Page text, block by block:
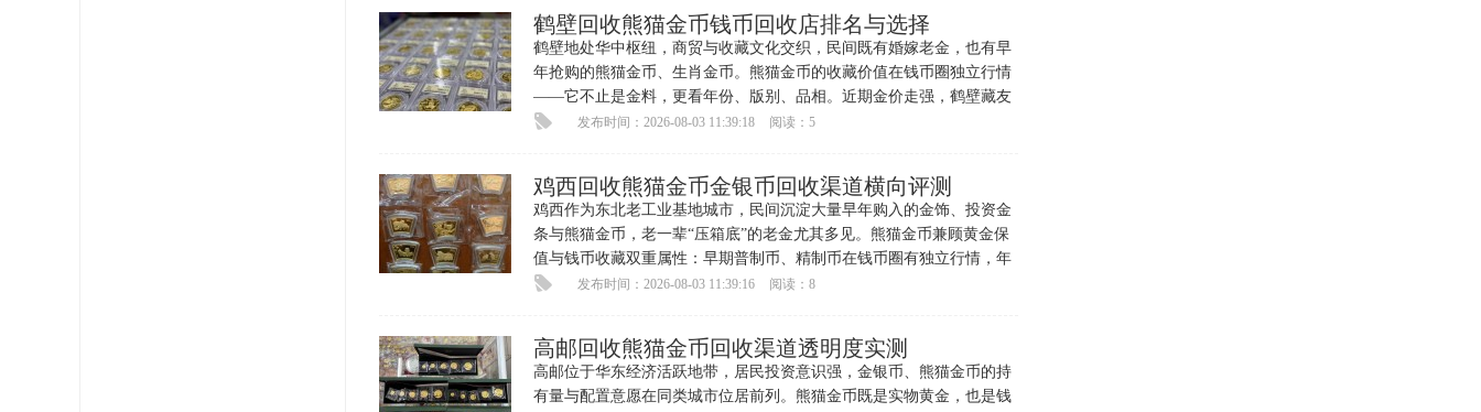
鹤壁回收熊猫金币钱币回收店排名与选择
鹤壁地处华中枢纽，商贸与收藏文化交织，民间既有婚嫁老金，也有早
年抢购的熊猫金币、生肖金币。熊猫金币的收藏价值在钱币圈独立行情
——它不止是金料，更看年份、版别、品相。近期金价走强，鹤壁藏友
咨询熊猫金币回收变现的明
发布时间：2026-08-03 11:39:18 阅读：5
鸡西回收熊猫金币金银币回收渠道横向评测
鸡西作为东北老工业基地城市，民间沉淀大量早年购入的金饰、投资金
条与熊猫金币，老一辈“压箱底”的老金尤其多见。熊猫金币兼顾黄金保
值与钱币收藏双重属性：早期普制币、精制币在钱币圈有独立行情，年
份、版别、品相都直接拉
发布时间：2026-08-03 11:39:16 阅读：8
高邮回收熊猫金币回收渠道透明度实测
高邮位于华东经济活跃地带，居民投资意识强，金银币、熊猫金币的持
有量与配置意愿在同类城市位居前列。熊猫金币既是实物黄金，也是钱